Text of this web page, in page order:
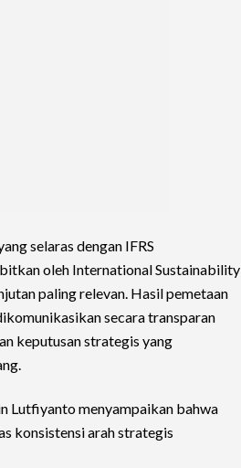
selaras dengan IFRS
oleh International Sustainability
paling relevan. Hasil pemetaan
secara transparan
keputusan strategis yang
Lutfiyanto menyampaikan bahwa
konsistensi arah strategis